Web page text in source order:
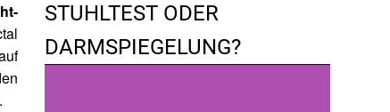
STUHLTEST ODER
DARMSPIEGELUNG?